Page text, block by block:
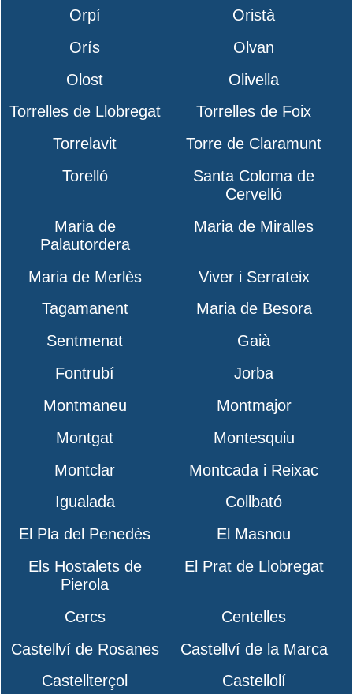
Orpí
Oristà
Orís
Olvan
Olost
Olivella
Torrelles de Llobregat
Torrelles de Foix
Torrelavit
Torre de Claramunt
Torelló
Santa Coloma de
Cervelló
Maria de
Palautordera
Maria de Miralles
Maria de Merlès
Viver i Serrateix
Tagamanent
Maria de Besora
Sentmenat
Gaià
Fontrubí
Jorba
Montmaneu
Montmajor
Montgat
Montesquiu
Montclar
Montcada i Reixac
Igualada
Collbató
El Pla del Penedès
El Masnou
Els Hostalets de
Pierola
El Prat de Llobregat
Cercs
Centelles
Castellví de Rosanes
Castellví de la Marca
Castellterçol
Castellolí